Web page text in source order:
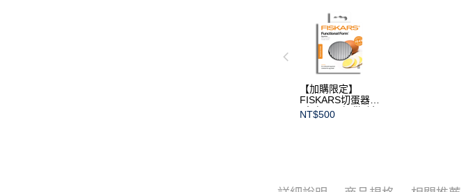
【加購限定】
FISKARS切蛋器
(本商品不提供破損
保證)
NT$500